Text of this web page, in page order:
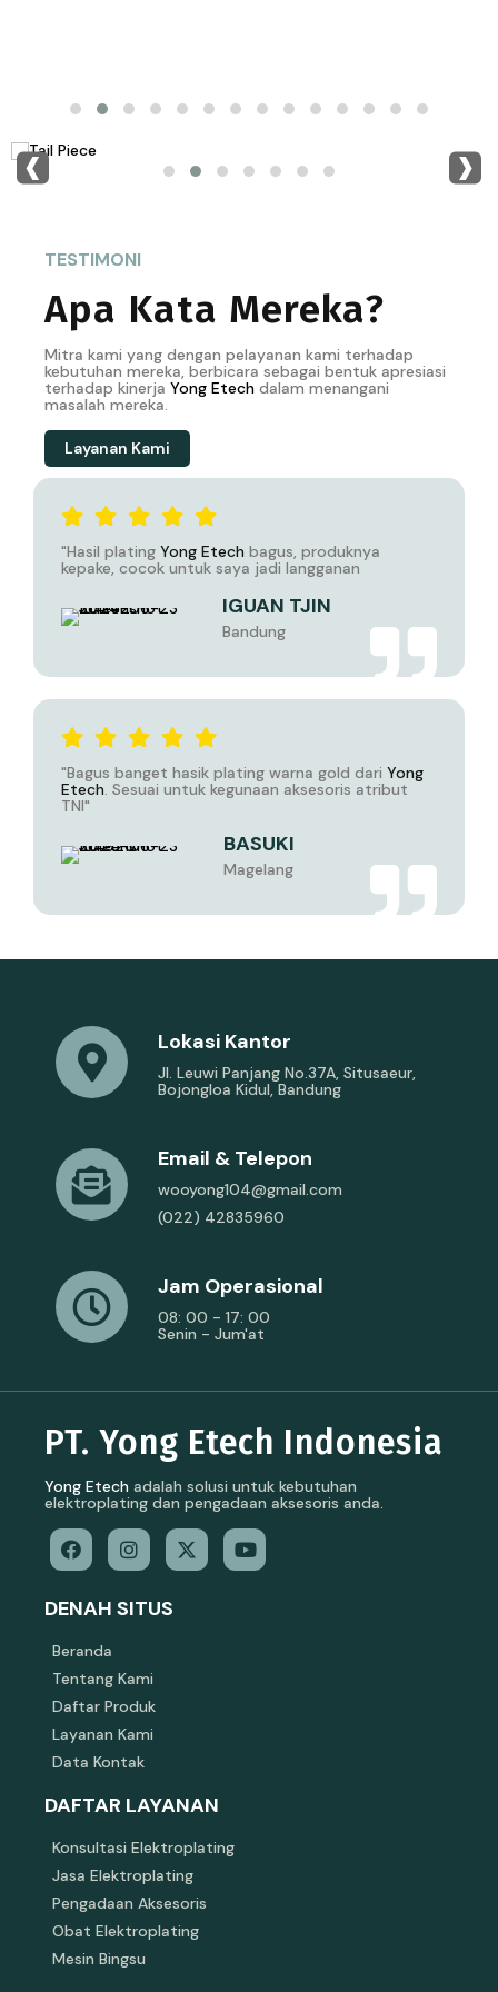
‹ ›
TESTIMONI
Apa Kata Mereka?
Mitra kami yang dengan pelayanan kami terhadap
kebutuhan mereka, berbicara sebagai bentuk apresiasi
terhadap kinerja Yong Etech dalam menangani
masalah mereka.
Layanan Kami
"Hasil plating Yong Etech bagus, produknya
kepake, cocok untuk saya jadi langganan
IGUAN TJIN
Bandung
"Bagus banget hasik plating warna gold dari Yong
Etech. Sesuai untuk kegunaan aksesoris atribut
TNI"
BASUKI
Magelang
Lokasi Kantor
Jl. Leuwi Panjang No.37A, Situsaeur,
Bojongloa Kidul, Bandung
Email & Telepon
wooyong104@gmail.com
(022) 42835960
Jam Operasional
08: 00 - 17: 00
Senin - Jum'at
PT. Yong Etech Indonesia
Yong Etech adalah solusi untuk kebutuhan
elektroplating dan pengadaan aksesoris anda.
DENAH SITUS
Beranda
Tentang Kami
Daftar Produk
Layanan Kami
Data Kontak
DAFTAR LAYANAN
Konsultasi Elektroplating
Jasa Elektroplating
Pengadaan Aksesoris
Obat Elektroplating
Mesin Bingsu